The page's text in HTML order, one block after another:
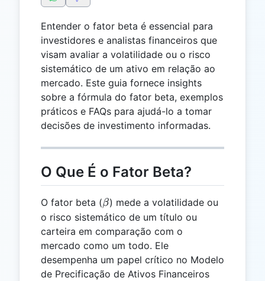
Entender o fator beta é essencial para
investidores e analistas financeiros que
visam avaliar a volatilidade ou o risco
sistemático de um ativo em relação ao
mercado. Este guia fornece insights
sobre a fórmula do fator beta, exemplos
práticos e FAQs para ajudá-lo a tomar
decisões de investimento informadas.
O Que É o Fator Beta?
O fator beta (\beta
β) mede a volatilidade ou
o risco sistemático de um título ou
carteira em comparação com o
mercado como um todo. Ele
desempenha um papel crítico no Modelo
de Precificação de Ativos Financeiros